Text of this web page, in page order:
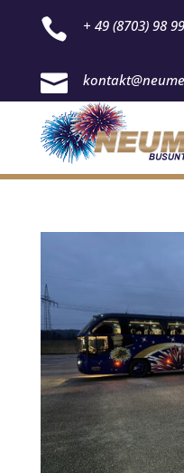
 + 49 (8703) 98
